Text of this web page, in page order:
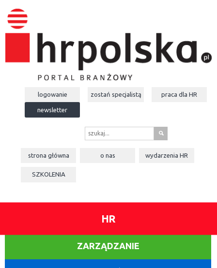
logowanie zostań specjalistą praca dla HR
newsletter
s
strona główna o nas wydarzeniaHR
SZKOLENIA
HR
ZARZĄDZANIE